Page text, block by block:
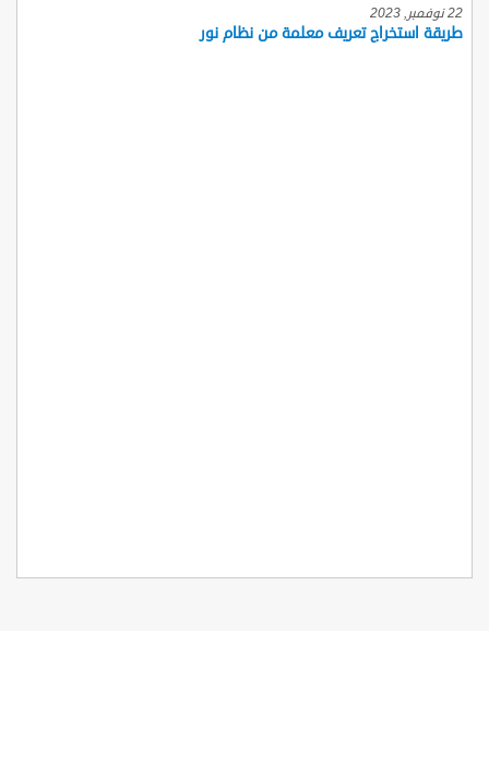
22 نوفمبر, 2023
طريقة استخراج تعريف معلمة من نظام نور